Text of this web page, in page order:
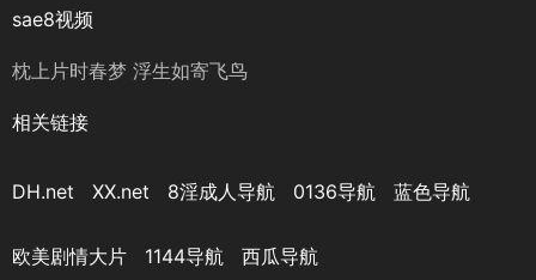
sae8视频
枕上片时春梦 浮生如寄飞鸟
相关链接
DH.net XX.net 8淫成人导航 0136导航 蓝色导航
欧美剧情大片 1144导航 西瓜导航